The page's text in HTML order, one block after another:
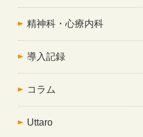
精神科・心療内科
導入記録
コラム
Uttaro